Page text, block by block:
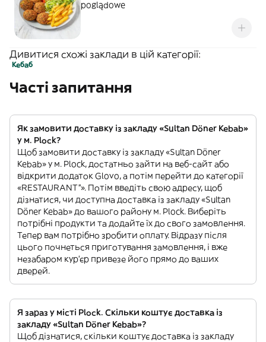
poglądowe
Дивитися схожі заклади в цій категорії:
Кебаб
Часті запитання
Як замовити доставку із закладу «Sultan Döner Kebab»
у м. Plock?
Щоб замовити доставку із закладу «Sultan Döner
Kebab» у м. Plock, достатньо зайти на веб-сайт або
відкрити додаток Glovo, а потім перейти до категорії
«RESTAURANT”». Потім введіть свою адресу, щоб
дізнатися, чи доступна доставка із закладу «Sultan
Döner Kebab» до вашого району м. Plock. Виберіть
потрібні продукти та додайте їх до свого замовлення.
Тепер вам потрібно зробити оплату. Відразу після
цього почнеться приготування замовлення, і вже
незабаром кур'єр привезе його прямо до ваших
дверей.
Я зараз у місті Plock. Скільки коштує доставка із
закладу «Sultan Döner Kebab»?
Щоб дізнатися, скільки коштує доставка із закладу